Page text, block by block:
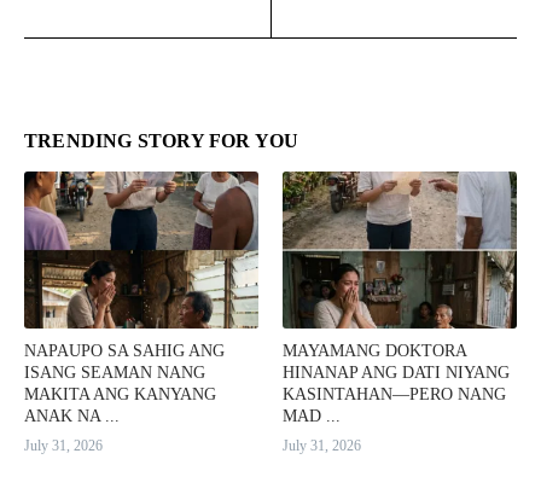
TRENDING STORY FOR YOU
NAPAUPO SA SAHIG ANG
ISANG SEAMAN NANG
MAKITA ANG KANYANG
ANAK NA ...
July 31, 2026
MAYAMANG DOKTORA
HINANAP ANG DATI NIYANG
KASINTAHAN—PERO NANG
MAD ...
July 31, 2026